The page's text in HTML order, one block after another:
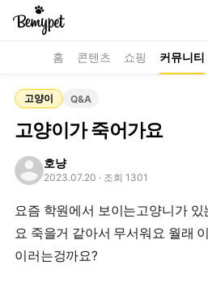
홈 콘텐츠 쇼핑 커뮤니티
고양이 Q&A
고양이가 죽어가요
호냥
2023.07.20 · 조회 1301
요즘 학원에서 보이는고양니가
요 죽을거 같아서 무서워요 월래
이러는겅까요?